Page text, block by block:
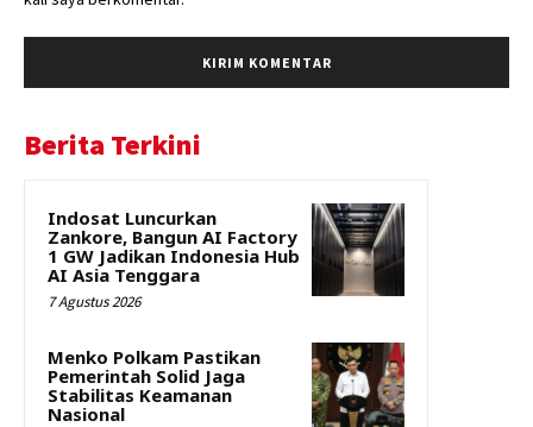
Berita Terkini
Indosat Luncurkan
Zankore, Bangun AI Factory
1 GW Jadikan Indonesia Hub
AI Asia Tenggara
7 Agustus 2026
Menko Polkam Pastikan
Pemerintah Solid Jaga
Stabilitas Keamanan
Nasional